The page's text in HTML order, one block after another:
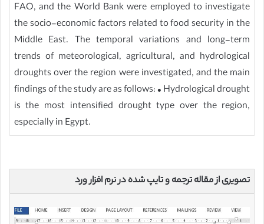
FAO, and the World Bank were employed to investigate
the socio-economic factors related to food security in the
Middle East. The temporal variations and long-term
trends of meteorological, agricultural, and hydrological
droughts over the region were investigated, and the main
findings of the study are as follows: • Hydrological drought
is the most intensified drought type over the region,
especially in Egypt.
تصویری از مقاله ترجمه و تایپ شده در نرم افزار ورد